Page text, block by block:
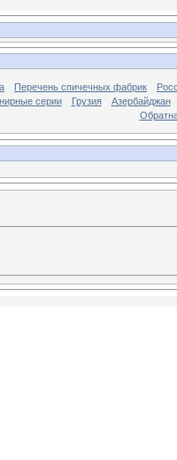
Перечень спичечных фабрик
серии Грузия
Азербайджан